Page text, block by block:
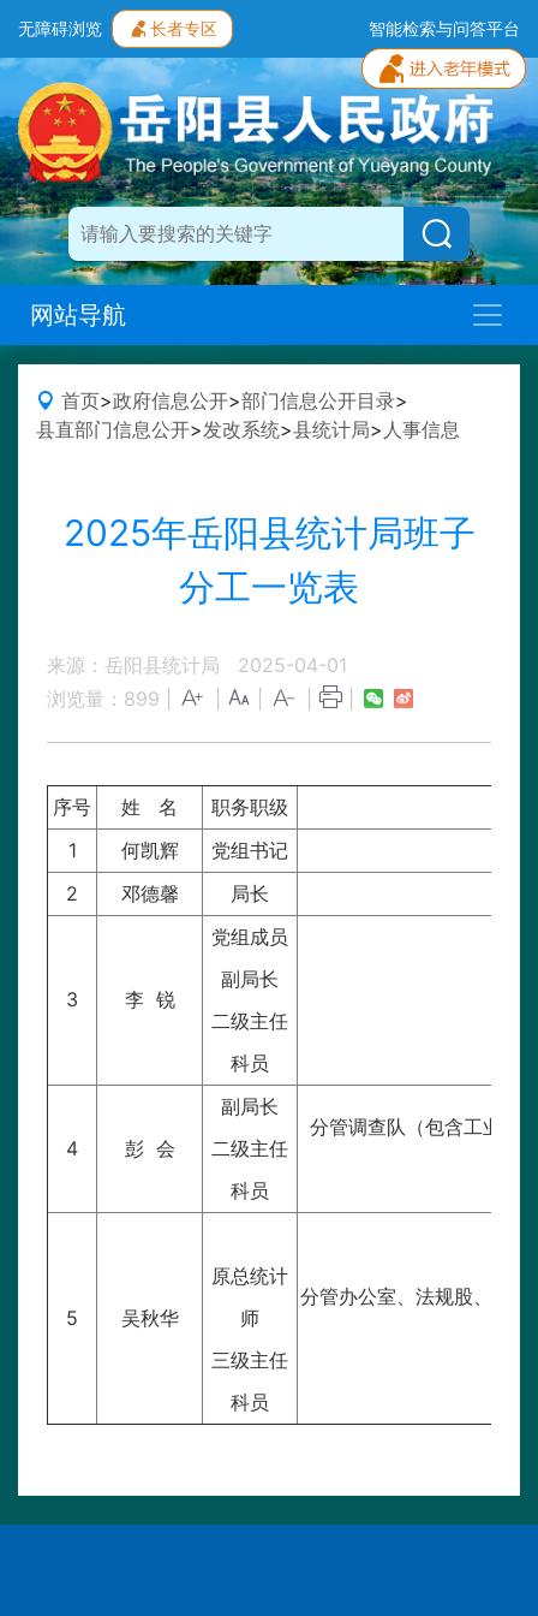
无障碍浏览 长者专区 智能检索与问答平台
网站导航
首页>政府信息公开>部门信息公开目录>
县直部门信息公开>发改系统>县统计局> 人事信息
2025年岳阳县统计局班子
分工一览表
来源：岳阳县统计局
2025-04-01
浏览量： 899
序号 姓 名
职务职级
1
何凯辉
党组书记
2
邓德馨 局长
3 李 锐
党组成员
副局长
二级主任
科员
4 彭 会
副局长
二级主任
科员
分管调查队（包含工业价
5 吴秋华
原总统计
师
三级主任
科员
分管办公室、法规股、组